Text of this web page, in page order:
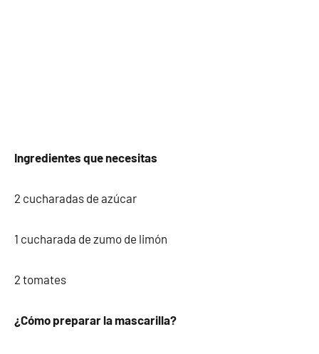
Ingredientes que necesitas
2 cucharadas de azúcar
1 cucharada de zumo de limón
2 tomates
¿Cómo preparar la mascarilla?